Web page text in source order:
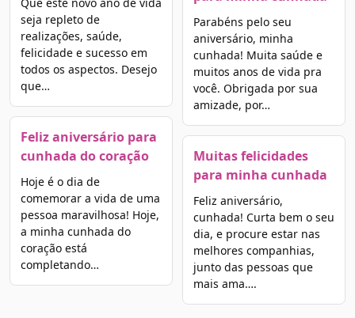
Que este novo ano de vida
seja repleto de
realizações, saúde,
felicidade e sucesso em
todos os aspectos. Desejo
que…
Feliz aniversário para
cunhada do coração
Hoje é o dia de
comemorar a vida de uma
pessoa maravilhosa! Hoje,
a minha cunhada do
coração está
completando…
Parabéns pelo seu
aniversário, minha
cunhada! Muita saúde e
muitos anos de vida pra
você. Obrigada por sua
amizade, por…
Muitas felicidades
para minha cunhada
Feliz aniversário,
cunhada! Curta bem o seu
dia, e procure estar nas
melhores companhias,
junto das pessoas que
mais ama….